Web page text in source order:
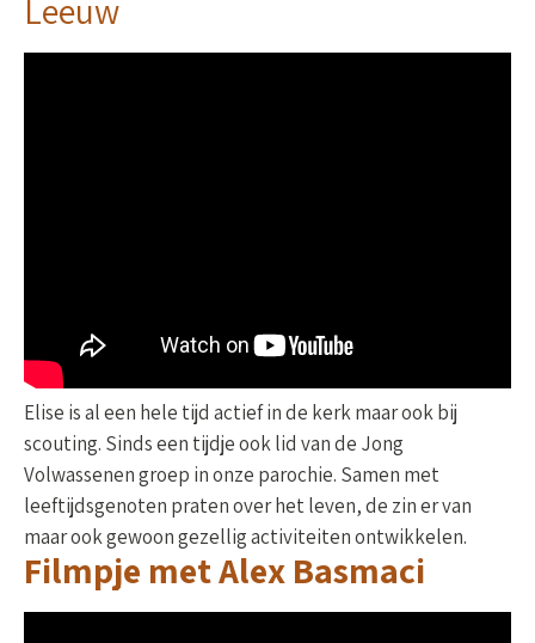
Leeuw
Elise is al een hele tijd actief in de kerk maar ook bij
scouting. Sinds een tijdje ook lid van de Jong
Volwassenen groep in onze parochie. Samen met
leeftijdsgenoten praten over het leven, de zin er van
maar ook gewoon gezellig activiteiten ontwikkelen.
Filmpje met Alex Basmaci